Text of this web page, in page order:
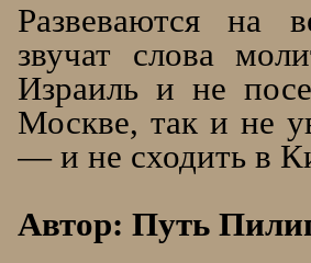
Развеваются на
звучат слова
Израиль и не
Москве, так и не
— и не сходить в
Автор: Путь